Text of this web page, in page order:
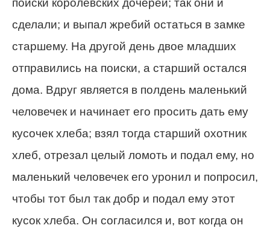
поиски королевских дочерей; так они и
сделали; и выпал жребий остаться в замке
старшему. На другой день двое младших
отправились на поиски, а старший остался
дома. Вдруг является в полдень маленький
человечек и начинает его просить дать ему
кусочек хлеба; взял тогда старший охотник
хлеб, отрезал целый ломоть и подал ему, но
маленький человечек его уронил и попросил,
чтобы тот был так добр и подал ему этот
кусок хлеба. Он согласился и, вот когда он